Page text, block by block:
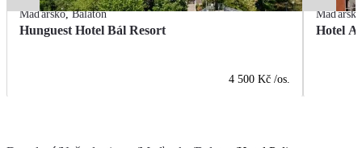
Maďarsko,Balaton
Hunguest Hotel Bál Resort
4 500 Kč /os.
Maďarsko
Hotel